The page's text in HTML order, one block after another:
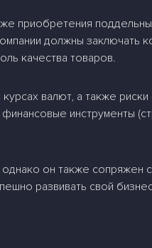
приобретения
должны заключать
качества товаров.
валют, а также риски
инструменты
он также сопряжен
развивать свой